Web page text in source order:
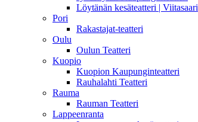
Löytänän kesäteatteri | Viitasaari
Pori
Rakastajat-teatteri
Oulu
Oulun Teatteri
Kuopio
Kuopion Kaupunginteatteri
Rauhalahti Teatteri
Rauma
Rauman Teatteri
Lappeenranta